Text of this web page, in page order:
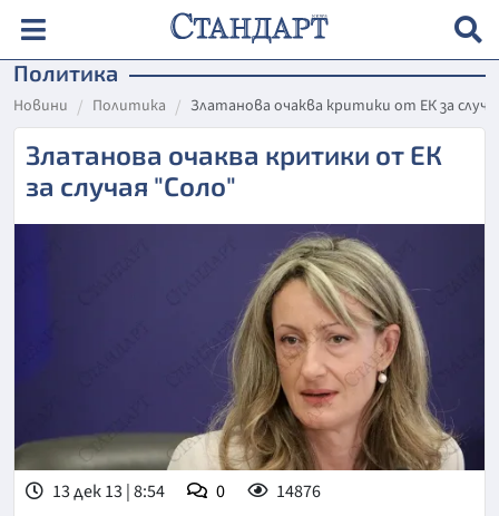
Политика
Новини Политика Златанова очаква критики от ЕК за
Златанова очаква критики от ЕК
за случая "Соло"
13 дек 13 | 8:54 0 14876